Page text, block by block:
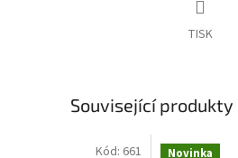
TISK
Související produkty
Kód: 661 Novinka